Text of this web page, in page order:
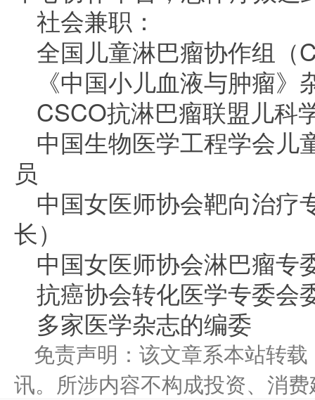
社会兼职：
全国儿童淋巴瘤协作组（
《中国小儿血液与肿瘤》
CSCO抗淋巴瘤联盟儿科
中国生物医学工程学会儿
员
中国女医师协会靶向治疗
长）
中国女医师协会淋巴瘤专
抗癌协会转化医学专委会
多家医学杂志的编委
免责声明：该文章系本站转
讯。所涉内容不构成投资、消